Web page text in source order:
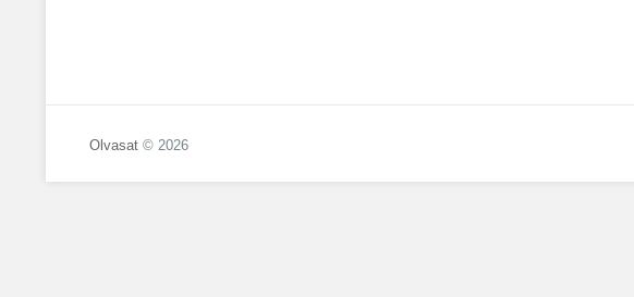
Olvasat © 2026